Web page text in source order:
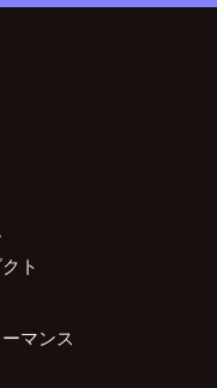
ト
マンス